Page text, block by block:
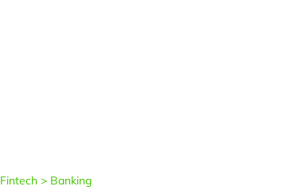
Fintech > Banking